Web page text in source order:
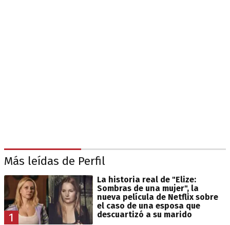
Más leídas de Perfil
1
La historia real de "Elize:
Sombras de una mujer", la
nueva película de Netflix sobre
el caso de una esposa que
descuartizó a su marido